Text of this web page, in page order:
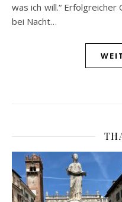
was ich will.“
bei Nacht…